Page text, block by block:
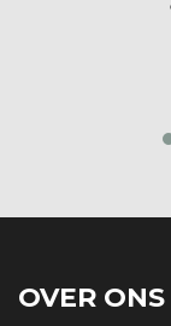
OVER ONS